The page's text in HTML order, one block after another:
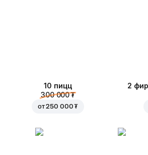
10 пицц
300 000 ₮
от250 000 ₮
2